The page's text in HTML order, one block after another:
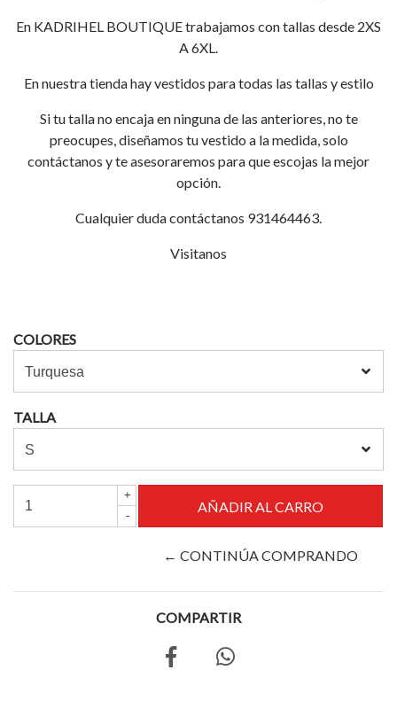
En KADRIHEL BOUTIQUE trabajamos con tallas desde 2XS
A 6XL.
En nuestra tienda hay vestidos para todas las tallas y estilo
Si tu talla no encaja en ninguna de las anteriores, no te
preocupes, diseñamos tu vestido a la medida, solo
contáctanos y te asesoraremos para que escojas la mejor
opción.
Cualquier duda contáctanos 931464463.
Visitanos
COLORES
TALLA
+
-
← CONTINÚA COMPRANDO
COMPARTIR